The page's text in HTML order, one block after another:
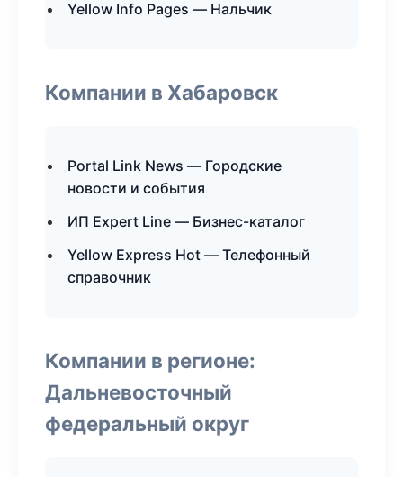
Yellow Info Pages — Нальчик
Компании в Хабаровск
Portal Link News — Городские
новости и события
ИП Expert Line — Бизнес-каталог
Yellow Express Hot — Телефонный
справочник
Компании в регионе:
Дальневосточный
федеральный округ